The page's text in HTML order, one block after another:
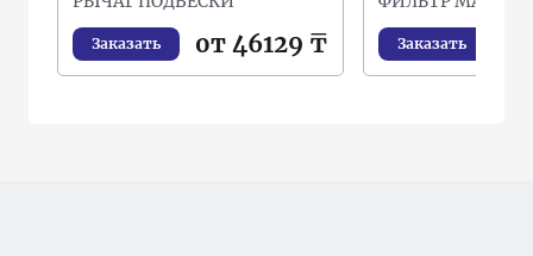
Заказать от 46129 ₸ Заказать